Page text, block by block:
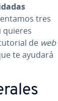
tres
quieres
de web
te ayudará